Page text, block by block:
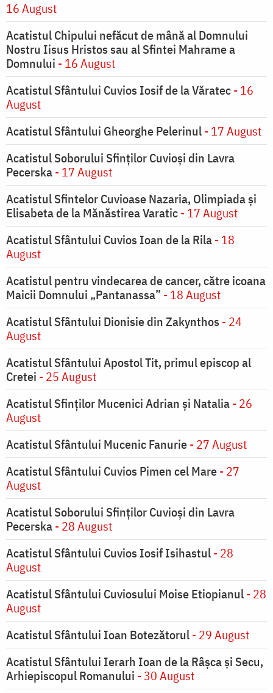
16 August
Acatistul Chipului nefăcut de mână al Domnului
Nostru Iisus Hristos sau al Sfintei Mahrame a
Domnului - 16 August
Acatistul Sfântului Cuvios Iosif de la Văratec- 16
August
Acatistul Sfântului Gheorghe Pelerinul- 17 August
Acatistul Soborului Sfinților Cuvioși din Lavra
Pecerska- 17 August
Acatistul Sfintelor Cuvioase Nazaria, Olimpiada și
Elisabeta de la Mănăstirea Varatic- 17 August
Acatistul Sfântului Cuvios Ioan de la Rila- 18
August
Acatistul pentru vindecarea de cancer, către icoana
Maicii Domnului „Pantanassa” - 18 August
Acatistul Sfântului Dionisie din Zakynthos - 24
August
Acatistul Sfântului Apostol Tit, primul episcop al
Cretei - 25 August
Acatistul Sfinților Mucenici Adrian și Natalia- 26
August
Acatistul Sfântului Mucenic Fanurie- 27 August
Acatistul Sfântului Cuvios Pimen cel Mare- 27
August
Acatistul Soborului Sfinților Cuvioși din Lavra
Pecerska- 28 August
Acatistul Sfântului Cuvios Iosif Isihastul- 28
August
Acatistul Sfântului Cuviosului Moise Etiopianul- 28
August
Acatistul Sfântului Ioan Botezătorul- 29 August
Acatistul Sfântului Ierarh Ioan de la Râşca şi Secu,
Arhiepiscopul Romanului - 30 August